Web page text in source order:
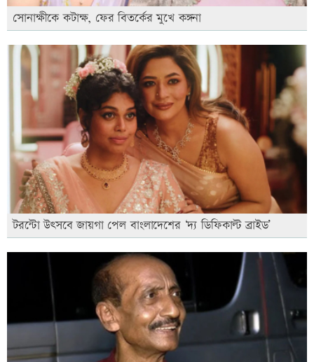
সোনাক্ষীকে কটাক্ষ, ফের বিতর্কের মুখে কঙ্গনা
টরন্টো উৎসবে জায়গা পেল বাংলাদেশের ‘দ্য ডিফিকাল্ট ব্রাইড’